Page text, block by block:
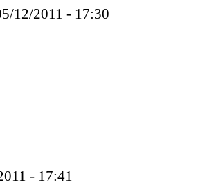
12/2011 - 17:30
- 17:41